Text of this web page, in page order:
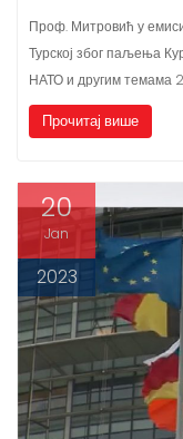
​Проф. Митровић у
Турској због паљења
НАТО и другим темама
Прочитај више
20
Jan
2023